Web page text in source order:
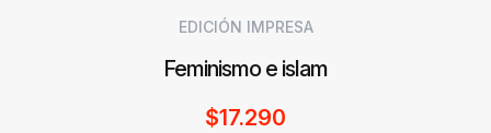
EDICIÓN IMPRESA
Feminismo e islam
$17.290